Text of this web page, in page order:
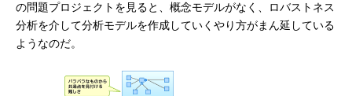
の問題プロジェクトを見ると、概念モデルがなく、ロバストネス
分析を介して分析モデルを作成していくやり方がまん延している
ようなのだ。